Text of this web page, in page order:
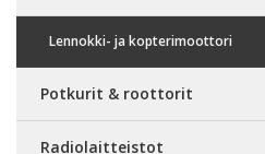
Lennokki- ja kopterimoottori
Potkurit & roottorit
Radiolaitteistot